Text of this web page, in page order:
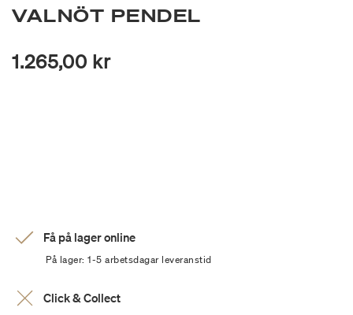
VALNÖT PENDEL
1.265,00 kr
Få på lager online
På lager: 1-5 arbetsdagar leveranstid
Click & Collect